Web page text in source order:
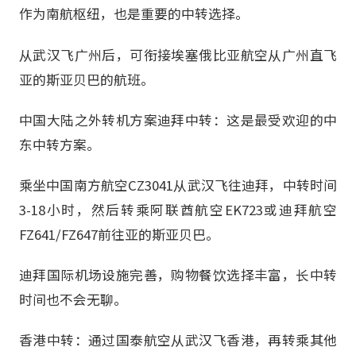
作为南航枢纽，也是重要的中转选择。
从武汉飞广州后，可衔接埃塞俄比亚航空从广州直飞
亚的斯亚贝巴的航班。
中国大陆之外转机方案迪拜中转：这是最受欢迎的中
东中转方案。
乘坐中国南方航空CZ3041从武汉飞往迪拜，中转时间
3-18小时，然后转乘阿联酋航空EK723或迪拜航空
FZ641/FZ647前往亚的斯亚贝巴。
迪拜国际机场设施完善，购物餐饮选择丰富，长中转
时间也不会无聊。
香港中转：通过国泰航空从武汉飞香港，再转乘其他